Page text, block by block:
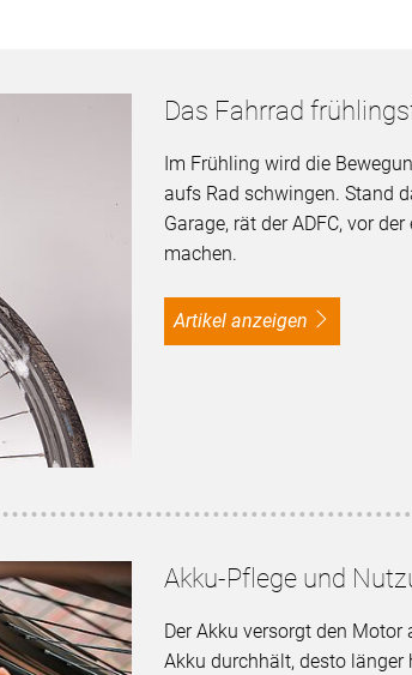
Das Fahrrad
Im Frühling wird die
aufs Rad schwingen. Stand
Garage, rät der ADFC, vor
machen.
Artikel anzeigen
Akku-Pflege und
Der Akku versorgt den
Akku durchhält, desto länger